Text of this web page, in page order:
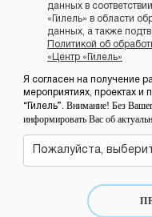
данных в
«Гилель» в области
данных, а также
Политикой об
«Центр «Гилель»
Я согласен на получение
мероприятиях, проектах и
“Гилель”. Внимание! Без
информировать Вас об
Пожалуйста,